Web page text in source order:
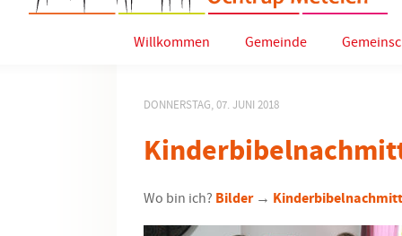
Willkommen Gemeinde
DONNERSTAG, 07. JUNI 2018
Wo bin ich? Bilder→